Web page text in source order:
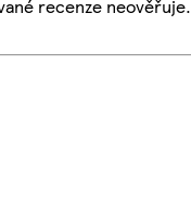
recenze neověřuje.